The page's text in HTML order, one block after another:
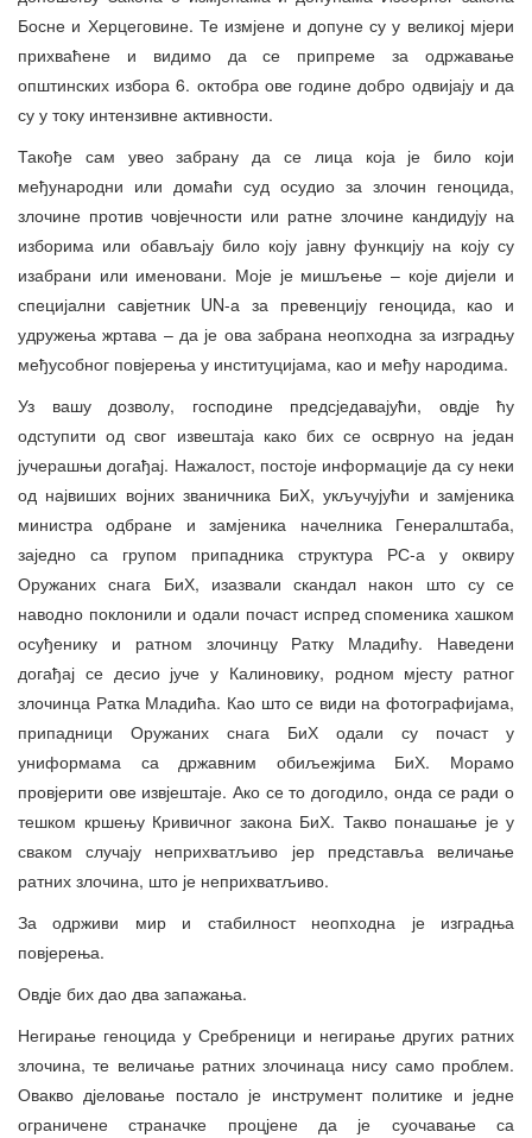
Босне и Херцеговине. Те измјене и допуне су у великој мјери
прихваћене и видимо да се припреме за одржавање
општинских избора 6. октобра ове године добро одвијају и да
су у току интензивне активности.
Такође сам увео забрану да се лица која је било који
међународни или домаћи суд осудио за злочин геноцида,
злочине против човјечности или ратне злочине кандидују на
изборима или обављају било коју јавну функцију на коју су
изабрани или именовани. Моје је мишљење – које дијели и
специјални савјетник UN-а за превенцију геноцида, као и
удружења жртава – да је ова забрана неопходна за изградњу
међусобног повјерења у институцијама, као и међу народима.
Уз вашу дозволу, господине предсједавајући, овдје ћу
одступити од свог извештаја како бих се осврнуо на један
јучерашњи догађај. Нажалост, постоје информације да су неки
од највиших војних званичника БиХ, укључујући и замјеника
министра одбране и замјеника начелника Генералштаба,
заједно са групом припадника структура РС-а у оквиру
Оружаних снага БиХ, изазвали скандал након што су се
наводно поклонили и одали почаст испред споменика хашком
осуђенику и ратном злочинцу Ратку Младићу. Наведени
догађај се десио јуче у Калиновику, родном мјесту ратног
злочинца Ратка Младића. Као што се види на фотографијама,
припадници Оружаних снага БиХ одали су почаст у
униформама са државним обиљежјима БиХ. Морамо
провјерити ове извјештаје. Ако се то догодило, онда се ради о
тешком кршењу Кривичног закона БиХ. Такво понашање је у
сваком случају неприхватљиво јер представља величање
ратних злочина, што је неприхватљиво.
За одрживи мир и стабилност неопходна је изградња
повјерења.
Овдје бих дао два запажања.
Негирање геноцида у Сребреници и негирање других ратних
злочина, те величање ратних злочинаца нису само проблем.
Овакво дјеловање постало је инструмент политике и једне
ограничене страначке процјене да је суочавање са